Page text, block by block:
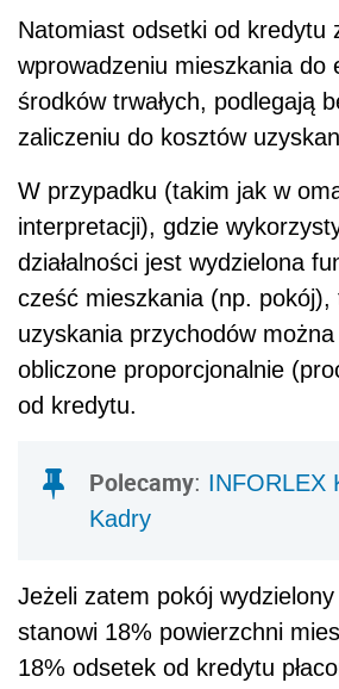
Natomiast odsetki od kredytu
wprowadzeniu mieszkania do
środków trwałych, podlegają
zaliczeniu do kosztów
W przypadku (takim jak w
interpretacji), gdzie
działalności jest wydzielona
cześć mieszkania (np. pokój),
uzyskania przychodów
obliczone proporcjonalnie
od kredytu.
Polecamy: INFORLEX
Kadry
Jeżeli zatem pokój
stanowi 18% powierzchni
18% odsetek od kredytu